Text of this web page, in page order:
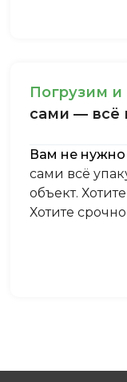
Пoгpузим
caми — вcё
Вам не нужно
сами всё
объект.
Хотите